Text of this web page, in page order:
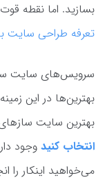
بسازید. اما نقطه
تعرفه طراحی سایت
سرویس‌های سایت ساز
بهترین‌ها در این زمینه
بهترین سایت
انتخاب کنید وجود
می‌خواهید اینکار را